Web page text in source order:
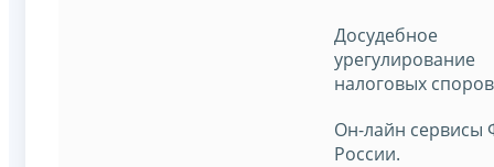
Досудебное
урегулирование
налоговых
Он-лайн сервисы
России.